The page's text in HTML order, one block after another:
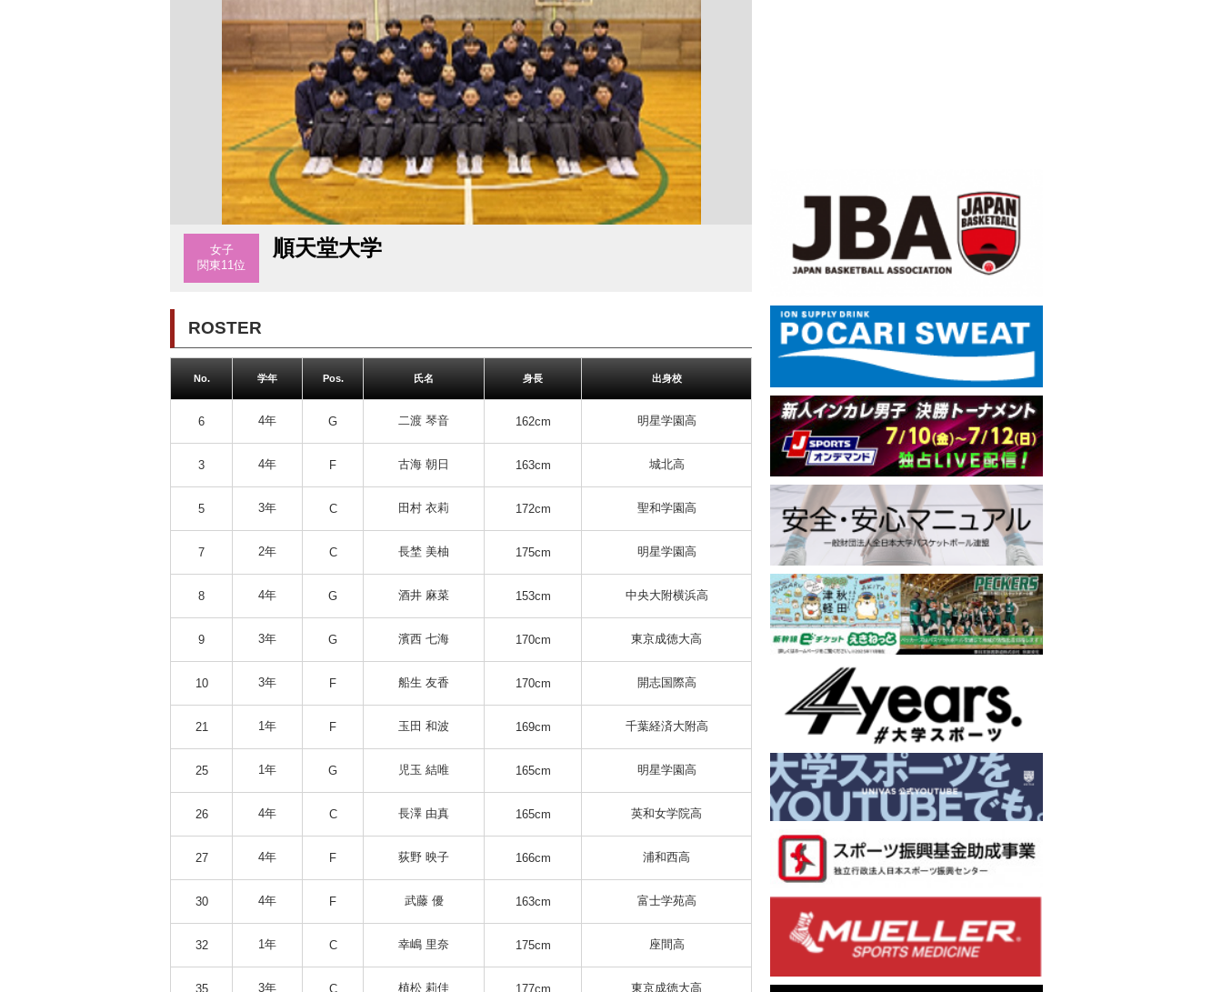
女子
関東11位
順天堂大学
ROSTER
No. 学年 Pos. 氏名 身長 出身校
6 4年 G 二渡 琴音 162cm 明星学園高
3 4年 F 古海 朝日 163cm 城北高
5 3年 C 田村 衣莉 172cm 聖和学園高
7 2年 C 長埜 美柚 175cm 明星学園高
8 4年 G 酒井 麻菜 153cm 中央大附横浜高
9 3年 G 濱西 七海 170cm 東京成徳大高
10 3年 F 船生 友香 170cm 開志国際高
21 1年 F 玉田 和波 169cm 千葉経済大附高
25 1年 G 児玉 結唯 165cm 明星学園高
26 4年 C 長澤 由真 165cm 英和女学院高
27 4年 F 荻野 映子 166cm 浦和西高
30 4年 F 武藤 優 163cm 富士学苑高
32 1年 C 幸嶋 里奈 175cm 座間高
35 3年 C 植松 莉佳 177cm 東京成徳大高